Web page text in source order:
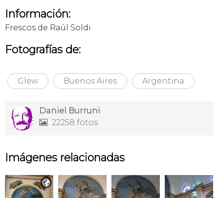
Información:
Frescos de Raúl Soldi
Fotografías de:
Glew Buenos Aires Argentina
Daniel Burruni
 22258 fotos
Imágenes relacionadas
